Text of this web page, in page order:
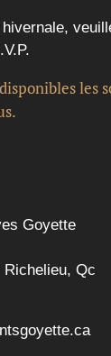
les
Goyette
Qc